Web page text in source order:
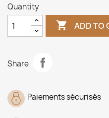
Quantity
 ADD TO
Share
Paiements sécurisés